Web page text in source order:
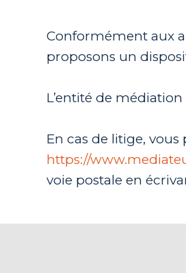
Conformément aux
proposons un
L’entité de
En cas de litige,
https://
voie postale en